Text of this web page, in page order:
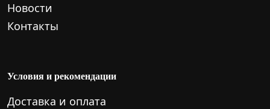
Новости
Контакты
Условия и рекомендации
Доставка и оплата